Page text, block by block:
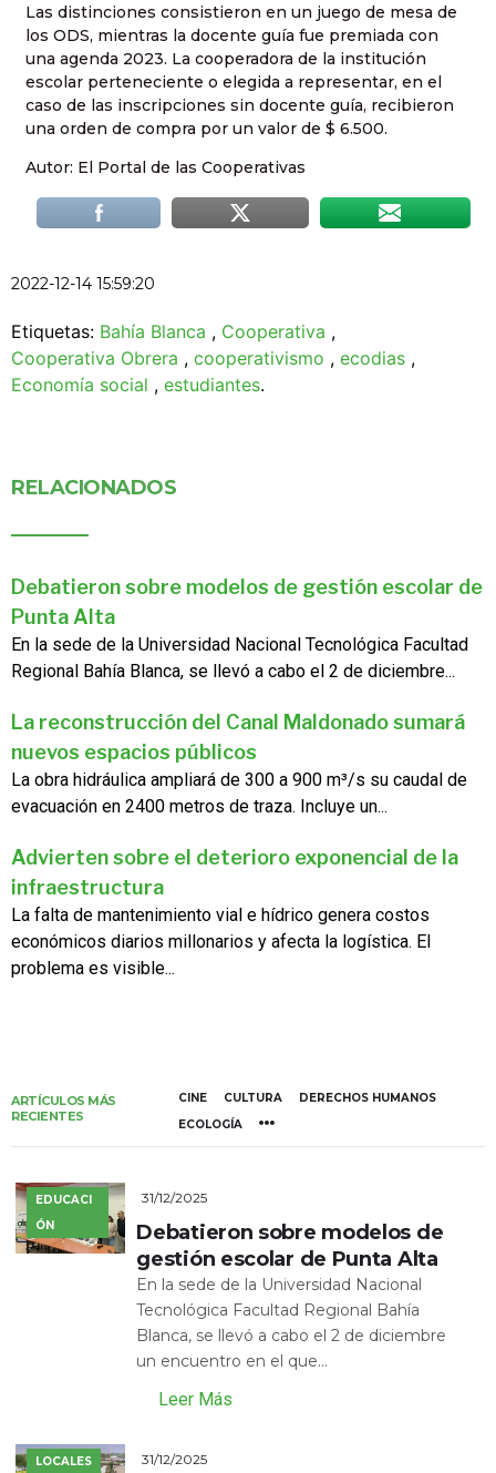
Las distinciones consistieron en un juego de mesa de
los ODS, mientras la docente guía fue premiada con
una agenda 2023. La cooperadora de la institución
escolar perteneciente o elegida a representar, en el
caso de las inscripciones sin docente guía, recibieron
una orden de compra por un valor de $ 6.500.
Autor: El Portal de las Cooperativas
2022-12-14 15:59:20
Etiquetas: Bahía Blanca , Cooperativa ,
Cooperativa Obrera , cooperativismo , ecodias ,
Economía social , estudiantes.
RELACIONADOS
Debatieron sobre modelos de gestión escolar de
Punta Alta
En la sede de la Universidad Nacional Tecnológica Facultad
Regional Bahía Blanca, se llevó a cabo el 2 de diciembre...
La reconstrucción del Canal Maldonado sumará
nuevos espacios públicos
La obra hidráulica ampliará de 300 a 900 m³/s su caudal de
evacuación en 2400 metros de traza. Incluye un...
Advierten sobre el deterioro exponencial de la
infraestructura
La falta de mantenimiento vial e hídrico genera costos
económicos diarios millonarios y afecta la logística. El
problema es visible...
ARTÍCULOS MÁS
RECIENTES
CINE CULTURA
DERECHOS HUMANOS
ECOLOGÍA
EDUCACI
ÓN
31/12/2025
Debatieron sobre modelos de
gestión escolar de Punta Alta
En la sede de la Universidad Nacional
Tecnológica Facultad Regional Bahía
Blanca, se llevó a cabo el 2 de diciembre
un encuentro en el que...
Leer Más
LOCALES 31/12/2025